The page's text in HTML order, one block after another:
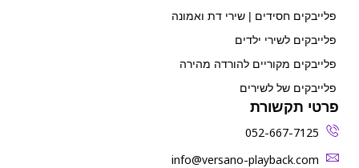
פלייבקים חסידים | שירי דת ואמונה
פלייבקים לשירי ילדים
פלייבקים מקוריים להורדה מהירה
פלייבקים של לשירים
פרטי תקשורת
052-667-7125
‫info@versano-playback.com‬